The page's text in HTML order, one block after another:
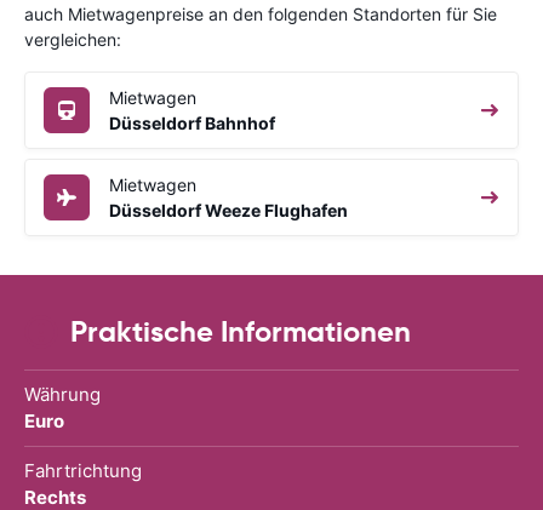
auch Mietwagenpreise an den folgenden Standorten für Sie
vergleichen:
Mietwagen
Düsseldorf Bahnhof
Mietwagen
Düsseldorf Weeze Flughafen
Praktische Informationen
Währung
Euro
Fahrtrichtung
Rechts